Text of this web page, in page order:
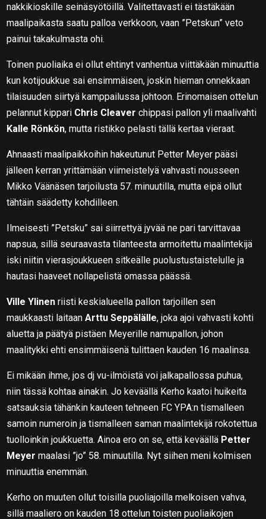
nakkikioskille seinäsyötöillä. Valitettavasti ei tästäkään
maalipaikasta saatu palloa verkkoon, vaan ”Petskun” veto
painui takakulmasta ohi.
Toinen puoliaika ei ollut ehtinyt vanhentua viittäkään minuuttia
kun kotijoukkue sai ensimmäisen, joskin hieman onnekkaan
tilaisuuden siirtyä kamppailussa johtoon. Erinomaisen ottelun
pelannut kippari Chris Cleaver chippasi pallon yli maalivahti
Kalle Rönkön, mutta ristikko pelasti tällä kertaa vieraat.
Ahnaasti maalipaikkoihin hakeutunut Petter Meyer pääsi
jälleen kerran yrittämään viimeistelyä vahvasti nousseen
Mikko Väänäsen tarjoilusta 57. minuutilla, mutta eipä ollut
tähtäin säädetty kohdilleen.
Ilmeisesti ”Petsku” sai siirrettyä jyvää ne pari tarvittavaa
napsua, sillä seuraavasta tilanteesta armoitettu maalintekijä
iski niitin vierasjoukkueen sitkeälle puolustustaistelulle ja
hautasi haaveet nollapelistä omassa päässä.
Ville Ylinen riisti keskialueella pallon tarjoillen sen
maukkaasti laitaanArttu Seppälälle, joka ajoi vahvasti kohti
aluetta ja päätyä pistäen Meyerille namupallon, johon
maalitykki ehti ensimmäisenä tulittaen kauden 16 maalinsa.
Ei mikään ihme, jos dj vu-ilmöistä voi jalkapallossa puhua,
niin tässä kohtaa ainakin. Jo keväällä Kerho kaatoi huikeita
satsauksia tähänkin kauteen tehneen FC YPA:n tismalleen
samoin numeroin ja tismalleen saman maalintekijä rokotettua
tuolloinkin joukkuetta. Ainoa ero on se, että keväällä Petter
Meyer maalasi ”jo” 58. minuutilla. Nyt siihen meni kolmisen
minuuttia enemmän.
Kerho on muuten ollut toisilla puoliajoilla melkoisen vahva,
sillä maaliero on kauden 18 ottelun toisten puoliaikojen